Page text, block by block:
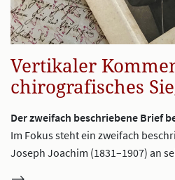
Vertikaler
chirografisches
Der zweifach beschriebene Brief
Im Fokus steht ein zweifach
Joseph Joachim (1831–1907) an